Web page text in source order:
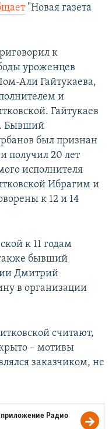
"Новая газета
к
уроженцев
Али Гайтукаева,
и
Гайтукаев
. Бывший
был признан
получил 20 лет
исполнителя
Ибрагим и
к 12 и 14
к 11 годам
бывший
Дмитрий
в организации
считают,
– мотивы
заказчиком, не
Радио